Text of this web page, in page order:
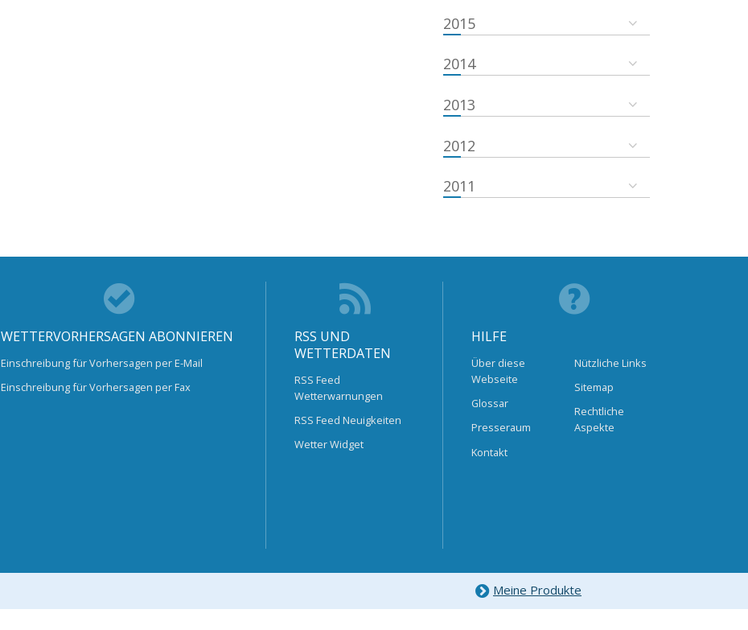
2015
2014
2013
2012
2011
WETTERVORHERSAGEN ABONNIEREN
Einschreibung für Vorhersagen per E-Mail
Einschreibung für Vorhersagen per Fax
RSS UND
WETTERDATEN
RSS Feed
Wetterwarnungen
RSS Feed Neuigkeiten
Wetter Widget
HILFE
Über diese
Webseite
Glossar
Presseraum
Kontakt
Nützliche Links
Sitemap
Rechtliche
Aspekte
Meine Produkte